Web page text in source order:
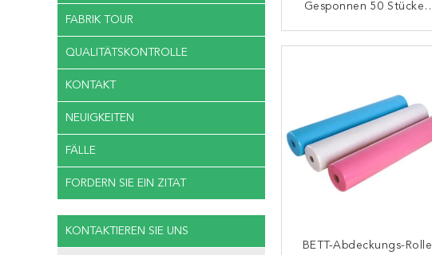
FABRIK TOUR
QUALITÄTSKONTROLLE
KONTAKT
NEUIGKEITEN
FÄLLE
FORDERN SIE EIN ZITAT
KONTAKTIEREN SIE UNS
Gesponnen 50 Stücken
KONTAKT
BETT-Abdeckungs-Rolle